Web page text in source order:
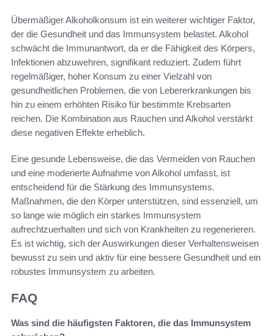
Übermäßiger Alkoholkonsum ist ein weiterer wichtiger Faktor,
der die Gesundheit und das Immunsystem belastet. Alkohol
schwächt die Immunantwort, da er die Fähigkeit des Körpers,
Infektionen abzuwehren, signifikant reduziert. Zudem führt
regelmäßiger, hoher Konsum zu einer Vielzahl von
gesundheitlichen Problemen, die von Lebererkrankungen bis
hin zu einem erhöhten Risiko für bestimmte Krebsarten
reichen. Die Kombination aus Rauchen und Alkohol verstärkt
diese negativen Effekte erheblich.
Eine gesunde Lebensweise, die das Vermeiden von Rauchen
und eine moderierte Aufnahme von Alkohol umfasst, ist
entscheidend für die Stärkung des Immunsystems.
Maßnahmen, die den Körper unterstützen, sind essenziell, um
so lange wie möglich ein starkes Immunsystem
aufrechtzuerhalten und sich von Krankheiten zu regenerieren.
Es ist wichtig, sich der Auswirkungen dieser Verhaltensweisen
bewusst zu sein und aktiv für eine bessere Gesundheit und ein
robustes Immunsystem zu arbeiten.
FAQ
Was sind die häufigsten Faktoren, die das Immunsystem